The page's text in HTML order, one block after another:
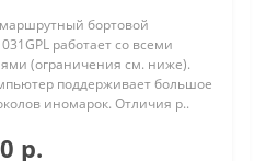
бортовой
работает со всеми
(ограничения см. ниже).
поддерживает большое
иномарок. Отличия р..
0 р.